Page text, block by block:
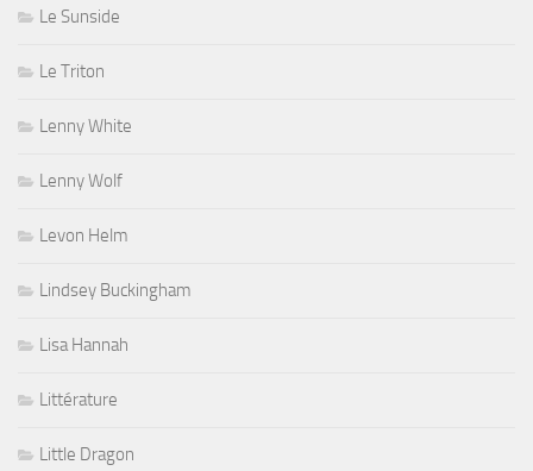
Le Sunside
Le Triton
Lenny White
Lenny Wolf
Levon Helm
Lindsey Buckingham
Lisa Hannah
Littérature
Little Dragon